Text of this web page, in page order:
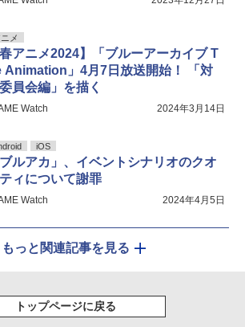
メ
春アニメ2024】「ブルーアーカイブ T
Animation」4月7日放送開始！ 「対
員会編」を描く
Watch 2024年3月14日
iOS
ブルアカ」、イベントシナリオのクオ
ィについて謝罪
Watch 2024年4月5日
もっと関連記事を見る
トップページに戻る